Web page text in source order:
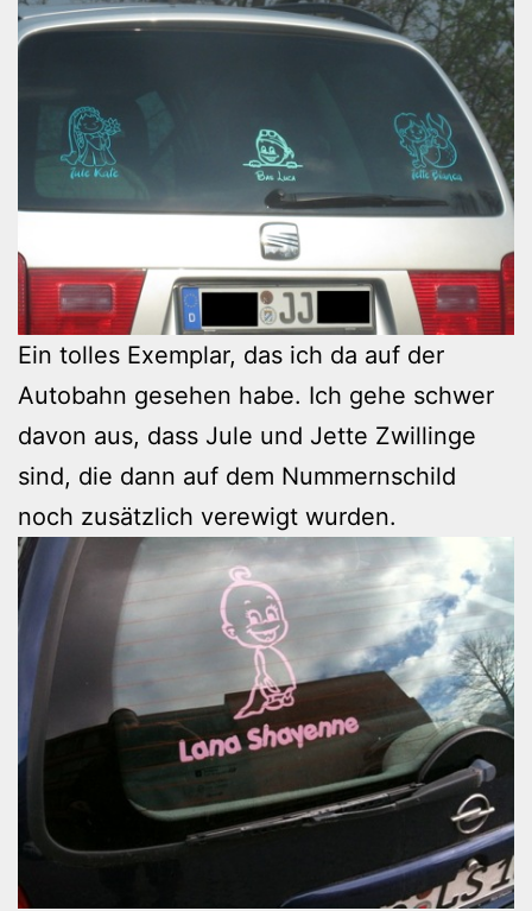
Ein tolles Exemplar, das ich da auf der
Autobahn gesehen habe. Ich gehe schwer
davon aus, dass Jule und Jette Zwillinge
sind, die dann auf dem Nummernschild
noch zusätzlich verewigt wurden.